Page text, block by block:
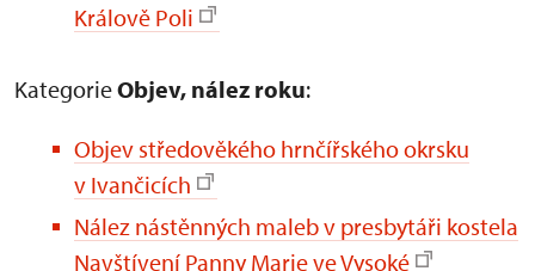
Králově Poli
KategorieObjev, nález roku:
Objev středověkého hrnčířského okrsku
v Ivančicích
Nález nástěnných maleb v presbytáři kostela
Navštívení Panny Marie ve Vysoké